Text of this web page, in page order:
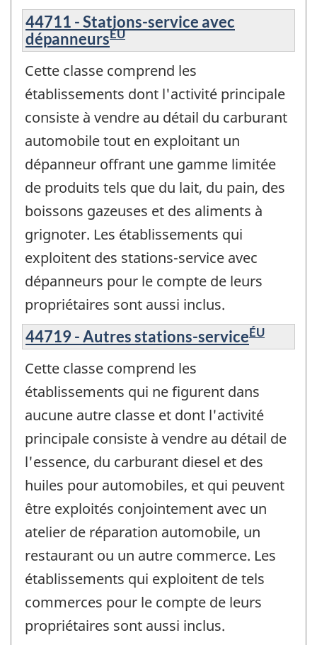
44711 - Stations-service avec
dépanneursÉU
Cette classe comprend les
établissements dont l'activité principale
consiste à vendre au détail du carburant
automobile tout en exploitant un
dépanneur offrant une gamme limitée
de produits tels que du lait, du pain, des
boissons gazeuses et des aliments à
grignoter. Les établissements qui
exploitent des stations-service avec
dépanneurs pour le compte de leurs
propriétaires sont aussi inclus.
44719 - Autres stations-serviceÉU
Cette classe comprend les
établissements qui ne figurent dans
aucune autre classe et dont l'activité
principale consiste à vendre au détail de
l'essence, du carburant diesel et des
huiles pour automobiles, et qui peuvent
être exploités conjointement avec un
atelier de réparation automobile, un
restaurant ou un autre commerce. Les
établissements qui exploitent de tels
commerces pour le compte de leurs
propriétaires sont aussi inclus.